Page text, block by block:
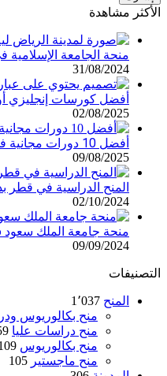
الإلكتروني
الأكثر مشاهدة
منحة الجامعة الإسلامية في المدينة المنورة
31/08/2024
أفضل كورسات إنجليزي أون
02/08/2025
أفضل 10 دورات مجانية في الذكاء الاصطناعي 2026 بشهادات معتمدة – ابدأ التعلم الآن
09/08/2025
المنح الدراسية في قطر
02/10/2024
منحة جامعة الملك سعود 2026 (ممولة بالكامل) للطلاب الدوليين
09/09/2024
التصنيفات
المنح 1٬037
منح بكالوريوس
منح دراسات عليا
منح بكالوريوس
منح ماجستير 105